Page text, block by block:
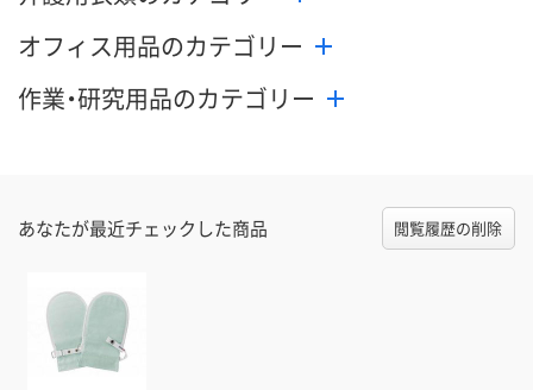
オフィス用品のカテゴリー
作業・研究用品のカテゴリー
あなたが最近チェックした商品 閲覧履歴の削除